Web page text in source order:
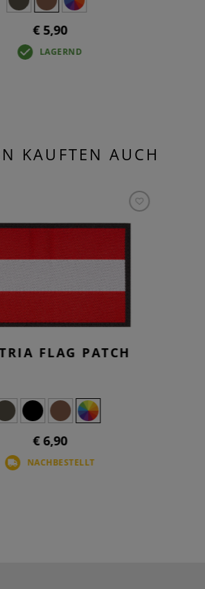
€ 5,90
LAGERND
KAUFTEN AUCH
FLAG PATCH
€ 6,90
NACHBESTELLT